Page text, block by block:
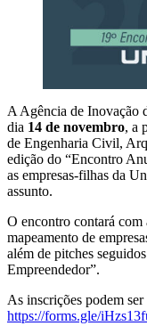
A Agência de Inovação
dia 14 de novembro, a
de Engenharia Civil,
edição do “Encontro
as empresas-filhas da
assunto.
O encontro contará com
mapeamento de
além de pitches
Empreendedor”.
As inscrições podem
https://forms.gle/